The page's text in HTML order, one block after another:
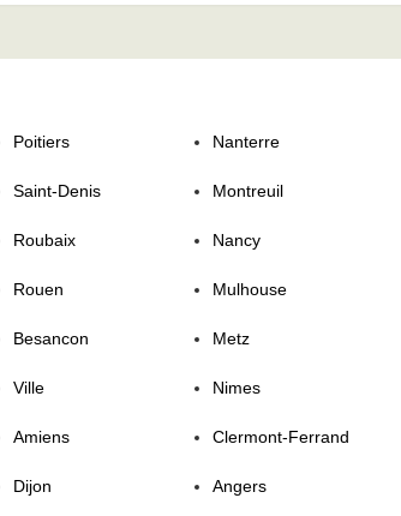
Poitiers Nanterre
Saint-Denis Montreuil
Roubaix Nancy
Rouen Mulhouse
Besancon Metz
Ville Nimes
Amiens Clermont-Ferrand
Dijon Angers